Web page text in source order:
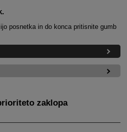
posnetka in do konca pritisnite gumb
zaklopa